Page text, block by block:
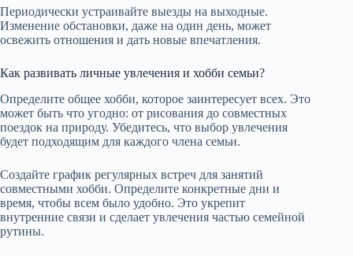
Периодически устраивайте выезды на выходные.
Изменение обстановки, даже на один день, может
освежить отношения и дать новые впечатления.
Как развивать личные увлечения и хобби семьи?
Определите общее хобби, которое заинтересует всех. Это
может быть что угодно: от рисования до совместных
поездок на природу. Убедитесь, что выбор увлечения
будет подходящим для каждого члена семьи.
Создайте график регулярных встреч для занятий
совместными хобби. Определите конкретные дни и
время, чтобы всем было удобно. Это укрепит
внутренние связи и сделает увлечения частью семейной
рутины.